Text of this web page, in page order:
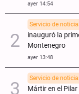
ayer 14:54
Servicio de
inauguró la
Montenegro
ayer 13:48
Servicio de
Mártir en el